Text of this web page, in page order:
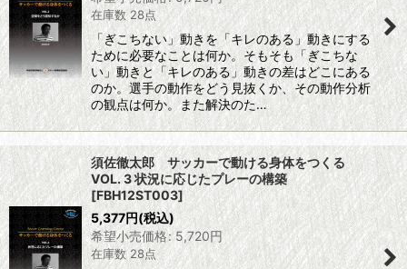
在庫数 28点
「ぎこちない」動きを「キレのある」動きにする
ために必要なことは何か。そもそも「ぎこちな
い」動きと「キレのある」動きの差はどこにある
のか。選手の動作をどう見抜くか、その動作分析
の観点は何か。また解決のた…
須佐徹太郎 サッカーで動ける身体をつくる
VOL. 3 状況に応じたプレーの構築
[FBH12ST003]
5,377円(税込)
希望小売価格: 5,720円
在庫数 28点